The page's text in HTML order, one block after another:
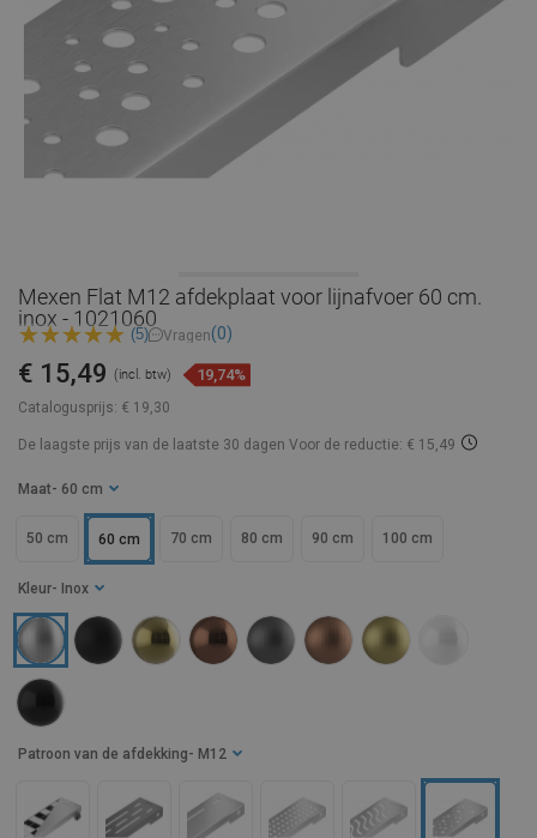
Mexen Flat M12 afdekplaat voor lijnafvoer 60 cm.
inox - 1021060
(5) Vragen(0)
Catalogusprijs: € 19,30
€ 15,49 (incl. btw) 19,74%
De laagste prijs van de laatste 30 dagen Voor de reductie: € 15,49
Maat - 60 cm
50 cm 60 cm 70 cm 80 cm 90 cm 100 cm
Kleur - Inox
Patroon van de afdekking - M12